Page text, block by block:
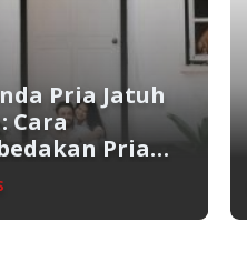
Pria Jatuh
Cara
Pria
Jatuh